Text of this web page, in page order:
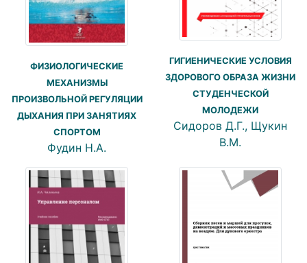
ФИЗИОЛОГИЧЕСКИЕ
МЕХАНИЗМЫ
ПРОИЗВОЛЬНОЙ РЕГУЛЯЦИИ
ДЫХАНИЯ ПРИ ЗАНЯТИЯХ
СПОРТОМ
Фудин Н.А.
ГИГИЕНИЧЕСКИЕ УСЛОВИЯ
ЗДОРОВОГО ОБРАЗА ЖИЗНИ
СТУДЕНЧЕСКОЙ
МОЛОДЕЖИ
Сидоров Д.Г., Щукин
В.М.